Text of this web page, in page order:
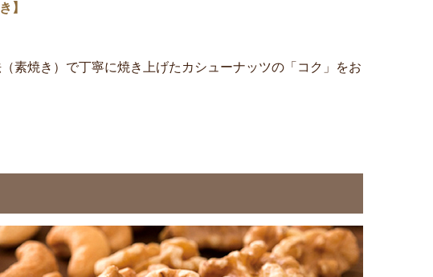
】
素焼き）で丁寧に焼き上げたカシューナッツの「コク」をお